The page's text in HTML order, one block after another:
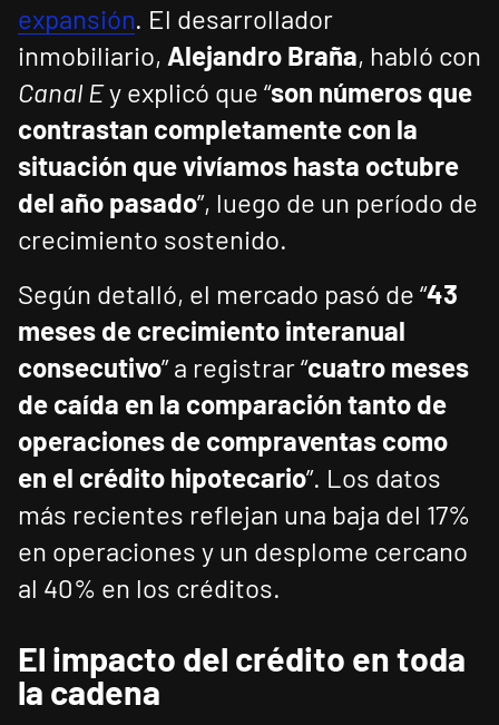
expansión. El desarrollador
inmobiliario, Alejandro Braña, habló con
Canal Ey explicó que “son números que
contrastan completamente con la
situación que vivíamos hasta octubre
del año pasado”, luego de un período de
crecimiento sostenido.
Según detalló, el mercado pasó de “43
meses de crecimiento interanual
consecutivo” a registrar “cuatro meses
de caída en la comparación tanto de
operaciones de compraventas como
en el crédito hipotecario”. Los datos
más recientes reflejan una baja del 17%
en operaciones y un desplome cercano
al 40% en los créditos.
El impacto del crédito en toda
la cadena